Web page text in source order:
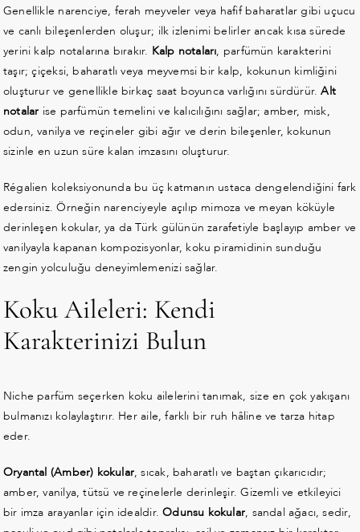
Genellikle narenciye, ferah meyveler veya hafif baharatlar gibi uçucu
ve canlı bileşenlerden oluşur; ilk izlenimi belirler ancak kısa sürede
yerini kalp notalarına bırakır. Kalp notaları, parfümün karakterini
taşır; çiçeksi, baharatlı veya meyvemsi bir kalp, kokunun kimliğini
oluşturur ve genellikle birkaç saat boyunca varlığını sürdürür.Alt
notalar ise parfümün temelini ve kalıcılığını sağlar; amber, misk,
odun, vanilya ve reçineler gibi ağır ve derin bileşenler, kokunun
sizinle en uzun süre kalan imzasını oluşturur.
Régalien koleksiyonunda bu üç katmanın ustaca dengelendiğini fark
edersiniz. Örneğin narenciyeyle açılıp mimoza ve meyan köküyle
derinleşen kokular, ya da Türk gülünün zarafetiyle başlayıp amber ve
vanilyayla kapanan kompozisyonlar, koku piramidinin sunduğu
zengin yolculuğu deneyimlemenizi sağlar.
Koku Aileleri: Kendi
Karakterinizi Bulun
Niche parfüm seçerken koku ailelerini tanımak, size en çok yakışanı
bulmanızı kolaylaştırır. Her aile, farklı bir ruh hâline ve tarza hitap
eder.
Oryantal (Amber) kokular, sıcak, baharatlı ve baştan çıkarıcıdır;
amber, vanilya, tütsü ve reçinelerle derinleşir. Gizemli ve etkileyici
bir imza arayanlar için idealdir.Odunsu kokular, sandal ağacı, sedir,